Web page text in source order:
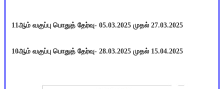
11ஆம் வகுப்பு பொதுத் தேர்வு- 05.03.2025 முதல் 27.03.2025
10ஆம் வகுப்பு பொதுத் தேர்வு- 28.03.2025 முதல் 15.04.2025